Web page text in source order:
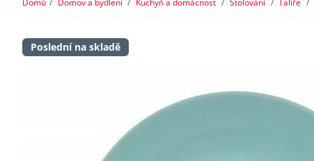
Domů Domov a bydlení Kuchyň a domácnost Stolování Talíře
Poslední na skladě